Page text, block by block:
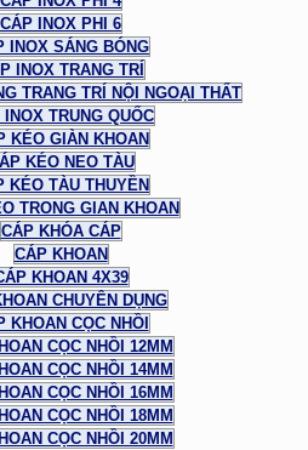
CÁP INOX PHI 6
INOX SÁNG BÓNG
INOX TRANG TRÍ
TRANG TRÍ NỘI NGOẠI THẤT
INOX TRUNG QUỐC
KÉO GIÀN KHOAN
KÉO NEO TÀU
KÉO TÀU THUYỀN
TRONG GIAN KHOAN
CÁP KHÓA CÁP
CÁP KHOAN
KHOAN 4X39
CHUYÊN DỤNG
KHOAN CỌC NHỒI
CỌC NHỒI 12MM
CỌC NHỒI 14MM
CỌC NHỒI 16MM
CỌC NHỒI 18MM
CỌC NHỒI 20MM